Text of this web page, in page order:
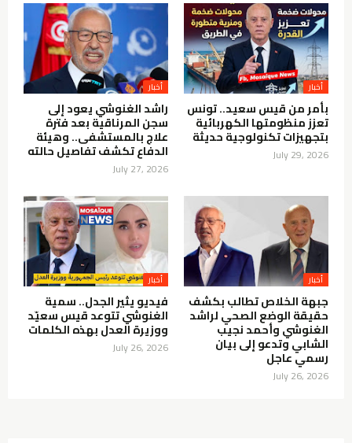
أخبار
بأمر من قيس سعيد.. تونس
تعزز منظومتها الكهربائية
بتجهيزات تكنولوجية حديثة
July 29, 2026
أخبار
راشد الغنوشي يعود إلى
سجن المرناقية بعد فترة
علاج بالمستشفى.. وهيئة
الدفاع تكشف تفاصيل حالته
July 27, 2026
أخبار
جبهة الخلاص تطالب بكشف
حقيقة الوضع الصحي لراشد
الغنوشي وأحمد نجيب
الشابي وتدعو إلى بيان
رسمي عاجل
July 26, 2026
أخبار
فيديو يثير الجدل.. سمية
الغنوشي تتوعد قيس سعيّد
ووزيرة العدل بهذه الكلمات
July 26, 2026